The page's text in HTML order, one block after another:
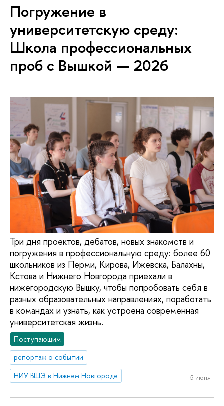
Погружение в
университетскую среду:
Школа профессиональных
проб с Вышкой — 2026
Три дня проектов, дебатов, новых знакомств и
погружения в профессиональную среду: более 60
школьников из Перми, Кирова, Ижевска, Балахны,
Кстова и Нижнего Новгорода приехали в
нижегородскую Вышку, чтобы попробовать себя в
разных образовательных направлениях, поработать
в командах и узнать, как устроена современная
университетская жизнь.
Поступающим
репортаж о событии
НИУ ВШЭ в Нижнем Новгороде
5 июня